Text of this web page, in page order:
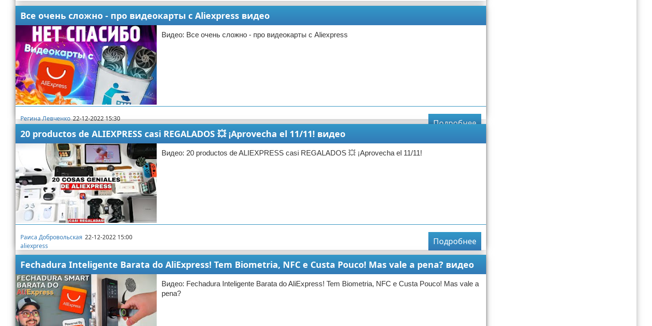
Все очень сложно - про видеокарты с Aliexpress видео
Видео: Все очень сложно - про видеокарты с Aliexpress
Регина Левченко 22-12-2022 15:30
Подробнее
20 productos de ALIEXPRESS casi REGALADOS 💥 ¡Aprovecha el 11/11! видео
Видео: 20 productos de ALIEXPRESS casi REGALADOS 💥 ¡Aprovecha el 11/11!
Раиса Добровольская 22-12-2022 15:00
aliexpress
Подробнее
Fechadura Inteligente Barata do AliExpress! Tem Biometria, NFC e Custa Pouco! Mas vale a pena? видео
Видео: Fechadura Inteligente Barata do AliExpress! Tem Biometria, NFC e Custa Pouco! Mas vale a
pena?